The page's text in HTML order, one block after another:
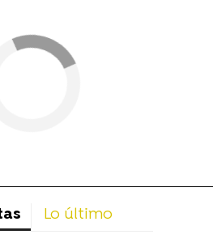
Lo último